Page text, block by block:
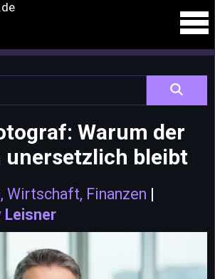
Warum der
unersetzlich bleibt
Wirtschaft, Finanzen |
Leisner